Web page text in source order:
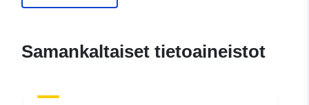
Samankaltaiset tietoaineistot